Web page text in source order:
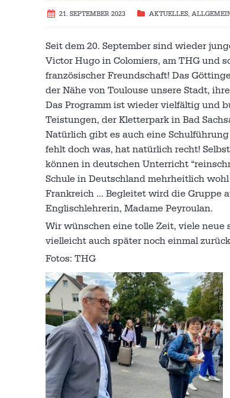
21. SEPTEMBER 2023 AKTUELLES,
Seit dem 20. September sind wieder
Victor Hugo in Colomiers, am THG und
französischer Freundschaft! Das
der Nähe von Toulouse unsere Stadt,
Das Programm ist wieder vielfältig und
Teistungen, der Kletterpark in Bad
Natürlich gibt es auch eine
fehlt doch was, hat natürlich recht!
können in deutschen Unterricht
Schule in Deutschland mehrheitlich
Frankreich … Begleitet wird die Gruppe
Englischlehrerin, Madame Peyroulan.
Wir wünschen eine tolle Zeit, viele
vielleicht auch später noch einmal
Fotos: THG